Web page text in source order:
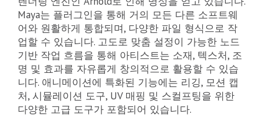
Maya는 플러그인을 통해 거의 모든 다른 소프트웨
어와 원활하게 통합되며, 다양한 파일 형식으로 작
업할 수 있습니다. 고도로 맞춤 설정이 가능한 노드
기반 작업 흐름을 통해 아티스트는 소재, 텍스처, 조
명 및 효과를 자유롭게 창의적으로 활용할 수 있습
니다. 애니메이션에 특화된 기능에는 리깅, 모션 캡
처, 시뮬레이션 도구, UV 매핑 및 스컬프팅을 위한
다양한 고급 도구가 포함되어 있습니다.